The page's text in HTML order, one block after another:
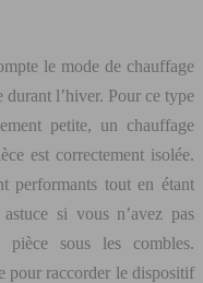
le mode de chauffage
l’hiver. Pour ce type
petite, un chauffage
est correctement isolée.
performants tout en étant
si vous n’avez pas
pièce sous les combles.
pour raccorder le dispositif